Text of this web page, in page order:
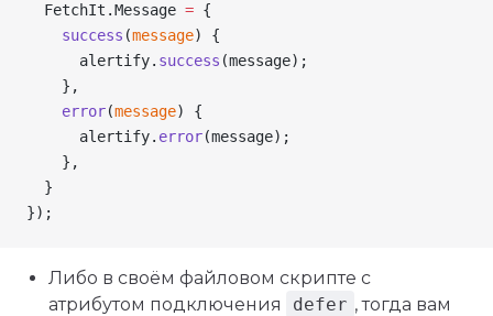
  FetchIt
.Message = {
    success
(message) {
      alertify
. success (message);
    },
    error
(message) {
      alertify
. error(message);
    },
  }
});
Либо в своём файловом скрипте с
атрибутом подключения
defer , тогда вам